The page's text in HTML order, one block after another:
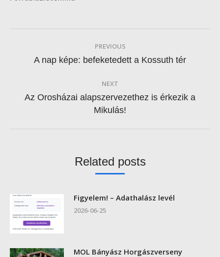
navigation
PREVIOUS
Previous
A nap képe: befeketedett a Kossuth tér
NEXT
Next
post:
Az Orosházai alapszervezethez is érkezik a
Mikulás!
Related posts
Figyelem! – Adathalász levél
2026-06-25
MOL Bányász Horgászverseny